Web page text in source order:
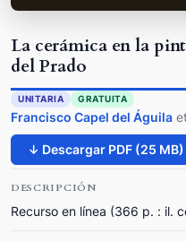
La cerámica en la
del Prado
UNITARIA GRATUITA
Francisco Capel del Águila
↓ Descargar PDF (25 MB)
DESCRIPCIÓN
Recurso en línea (366 p. : il.